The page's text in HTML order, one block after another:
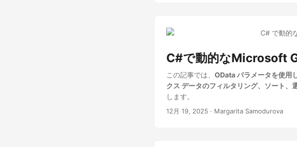
C#で動的なMicrosoft
この記事では、 OData パラメータを使用
クス データのフィルタリング、ソート、
します。
12月 19, 2025 · Margarita Samodurova